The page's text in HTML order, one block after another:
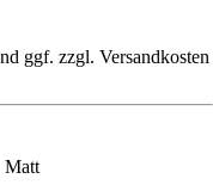
ggf. zzgl. Versandkosten
Matt